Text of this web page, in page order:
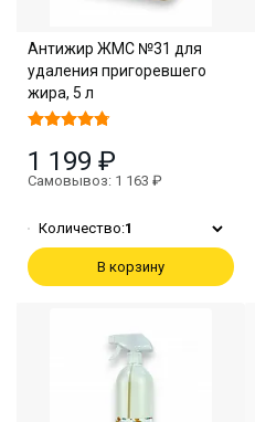
Антижир ЖМС №31 для
удаления пригоревшего
жира, 5 л
1 199 ₽
Самовывоз: 1 163 ₽
Количество:1
В корзину